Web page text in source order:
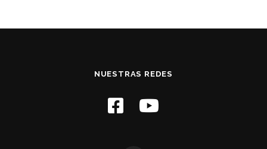
NUESTRAS REDES